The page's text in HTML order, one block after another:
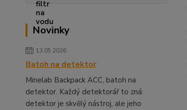
Novinky
13.05.2026
Batoh na detektor
Minelab Backpack ACC, batoh na
detektor. Každý detektorář to zná:
detektor je skvělý nástroj, ale jeho